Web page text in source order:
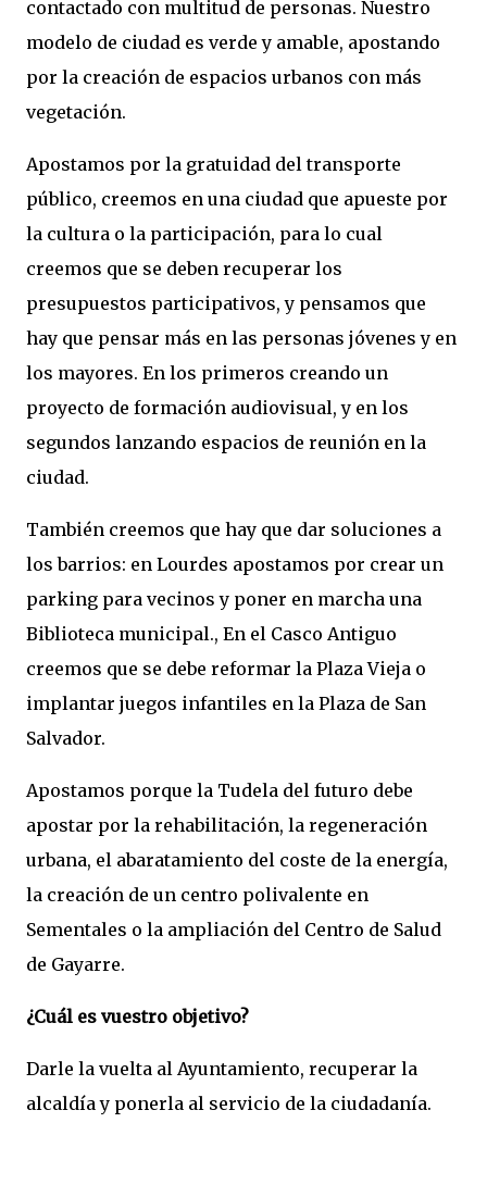
contactado con multitud de personas. Nuestro
modelo de ciudad es verde y amable, apostando
por la creación de espacios urbanos con más
vegetación.
Apostamos por la gratuidad del transporte
público, creemos en una ciudad que apueste por
la cultura o la participación, para lo cual
creemos que se deben recuperar los
presupuestos participativos, y pensamos que
hay que pensar más en las personas jóvenes y en
los mayores. En los primeros creando un
proyecto de formación audiovisual, y en los
segundos lanzando espacios de reunión en la
ciudad.
También creemos que hay que dar soluciones a
los barrios: en Lourdes apostamos por crear un
parking para vecinos y poner en marcha una
Biblioteca municipal., En el Casco Antiguo
creemos que se debe reformar la Plaza Vieja o
implantar juegos infantiles en la Plaza de San
Salvador.
Apostamos porque la Tudela del futuro debe
apostar por la rehabilitación, la regeneración
urbana, el abaratamiento del coste de la energía,
la creación de un centro polivalente en
Sementales o la ampliación del Centro de Salud
de Gayarre.
¿Cuál es vuestro objetivo?
Darle la vuelta al Ayuntamiento, recuperar la
alcaldía y ponerla al servicio de la ciudadanía.